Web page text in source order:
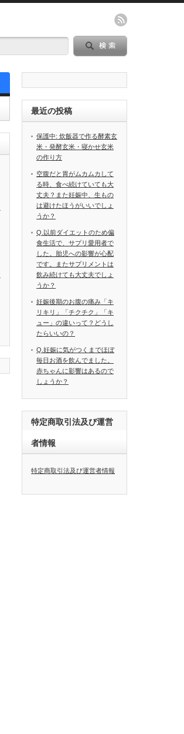
最近の投稿
保護中: 炊飯器で作る酵素玄
米・発酵玄米・寝かせ玄米
の作り方
空腹だと胃がムカムカして
る時、食べ続けていても大
丈夫？また妊娠中、生もの
は避けたほうがいいでしょ
うか？
Q.以前ダイエットのため偏
食生活で、サプリ愛用者で
した。胎児への影響が心配
です。またサプリメントは
飲み続けても大丈夫でしょ
うか？
妊娠後期のお腹の痛み「キ
リキリ」「チクチク」「キ
ュー」の違いって？どうし
たらいいの？
Q.妊娠に気がつくまでほぼ
毎日お酒を飲んでました。
赤ちゃんに影響はあるので
しょうか？
特定商取引法及び運営
者情報
特定商取引法及び運営者情報